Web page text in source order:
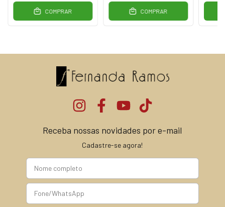
COMPRAR COMPRAR
Receba nossas novidades por e-mail
Cadastre-se agora!